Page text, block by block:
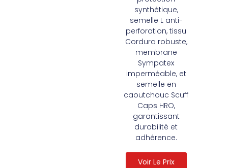
synthétique,
semelle L anti-
perforation, tissu
Cordura robuste,
membrane
Sympatex
imperméable, et
semelle en
caoutchouc Scuff
Caps HRO,
garantissant
durabilité et
adhérence.
Voir Le Prix